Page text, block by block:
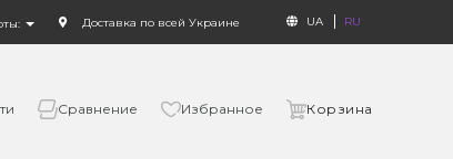
Доставка по всей Украине UA RU
Сравнение Избранное Корзина